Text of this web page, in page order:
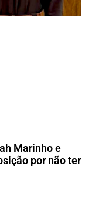
Marinho e
por não ter